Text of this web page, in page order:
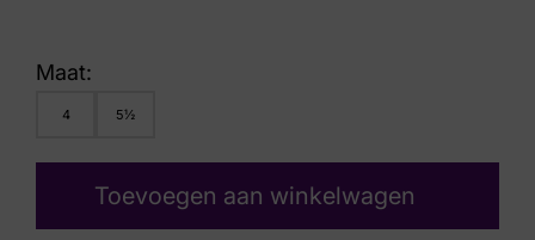
Maat:
4 5½
Toevoegen aan winkelwagen